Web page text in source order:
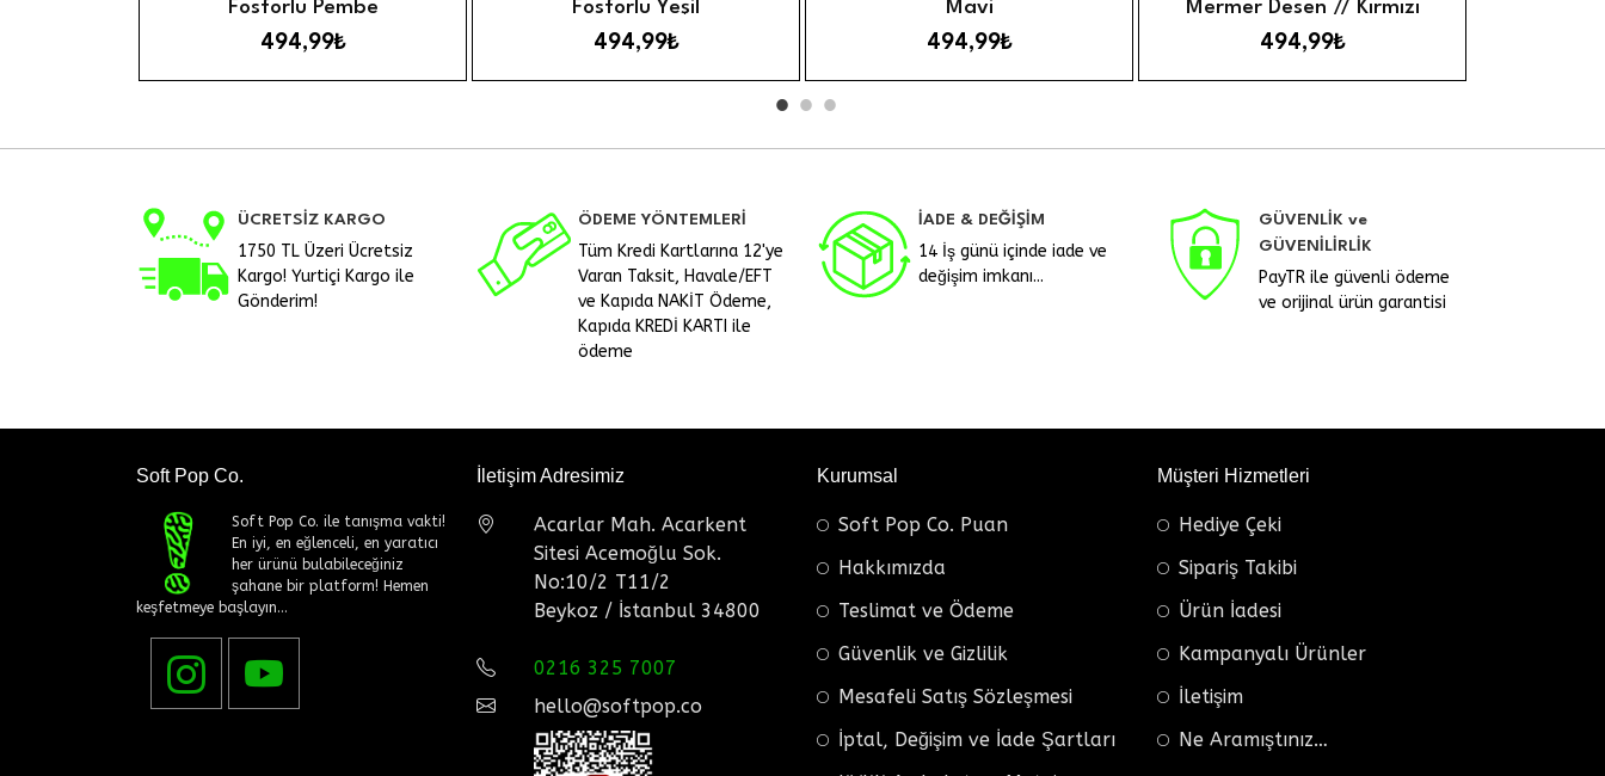
Fosforlu Pembe
494,99₺
Fosforlu Yeşil
494,99₺
Mavi
494,99₺
Mermer Desen // Kırmızı
494,99₺
ÜCRETSİZ KARGO
1750 TL Üzeri Ücretsiz
Kargo! Yurtiçi Kargo ile
Gönderim!
ÖDEME YÖNTEMLERİ
Tüm Kredi Kartlarına 12'ye
Varan Taksit, Havale/EFT
ve Kapıda NAKİT Ödeme,
Kapıda KREDİ KARTI ile
ödeme
İADE & DEĞİŞİM
14 İş günü içinde iade ve
değişim imkanı...
GÜVENLİK ve
GÜVENİLİRLİK
PayTR ile güvenli ödeme
ve orijinal ürün garantisi
Soft Pop Co.
Soft Pop Co. ile tanışma vakti!
En iyi, en eğlenceli, en yaratıcı
her ürünü bulabileceğiniz
şahane bir platform! Hemen
keşfetmeye başlayın...
İletişim Adresimiz
Acarlar Mah. Acarkent
Sitesi Acemoğlu Sok.
No:10/2 T11/2
Beykoz / İstanbul 34800
0216 325 7007
hello@softpop.co
Kurumsal
Soft Pop Co. Puan
Hakkımızda
Teslimat ve Ödeme
Güvenlik ve Gizlilik
Mesafeli Satış Sözleşmesi
İptal, Değişim ve İade Şartları
Müşteri Hizmetleri
Hediye Çeki
Sipariş Takibi
Ürün İadesi
Kampanyalı Ürünler
İletişim
Ne Aramıştınız…